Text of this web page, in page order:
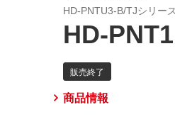
HD-PNTU3-B/TJシリー
HD-
商品情報